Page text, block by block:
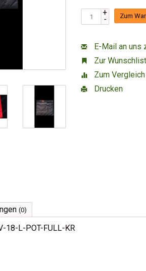
+
- Zum
E-Mail an uns
Zur
Zum
Drucken
(0)
18-L-POT-FULL-KR